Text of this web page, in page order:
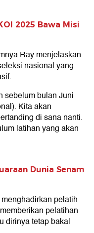
2025 Bawa Misi
Ray menjelaskan
nasional yang
sebelum bulan Juni
Kita akan
di sana nanti.
latihan yang akan
Dunia Senam
pelatih
pelatihan
dirinya tetap bakal